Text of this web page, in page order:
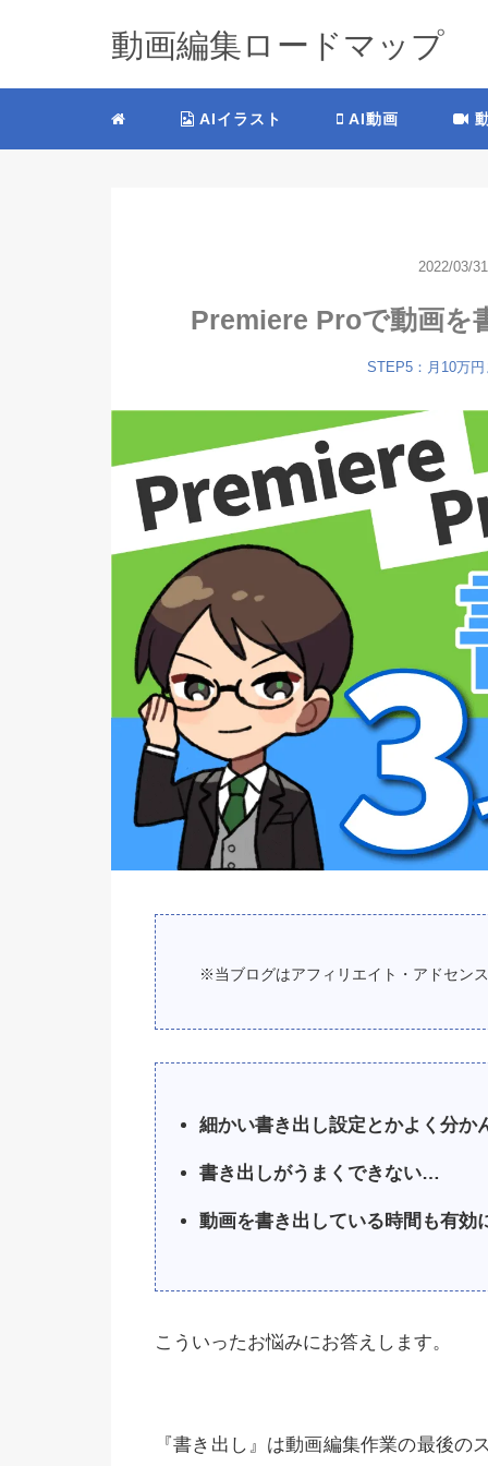
動画編集ロードマップ
AIイラスト AI動画
2022/03/31
Premiere Proで動画を
STEP5：月10万
※当ブログはアフィリエイト・アドセン
細かい書き出し設定とかよく分か
書き出しがうまくできない…
動画を書き出している時間も有効
こういったお悩みにお答えします。
『書き出し』は動画編集作業の最後